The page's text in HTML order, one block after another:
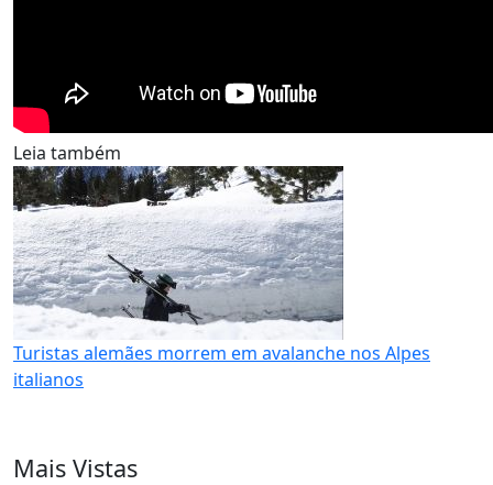
Leia também
Turistas alemães morrem em avalanche nos Alpes
italianos
Mais Vistas